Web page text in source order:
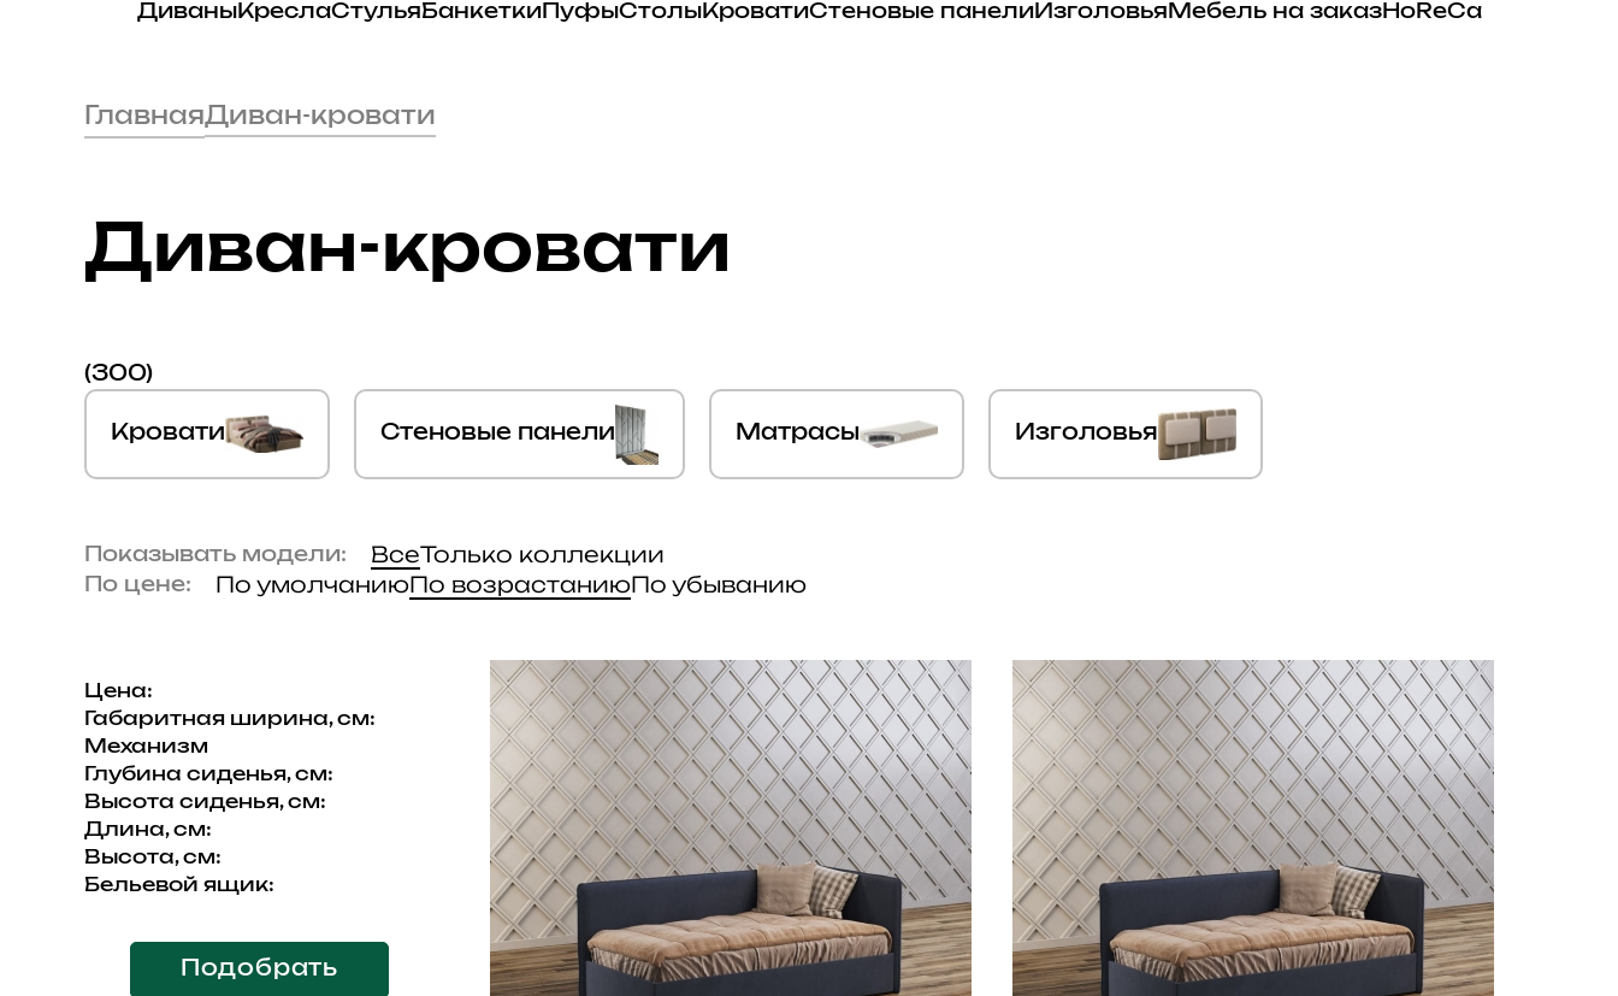
ДиваныКреслаСтульяБанкеткиПуфыСтолыКроватиСтеновые панелиИзголовья Мебель на заказHoReCa
ГлавнаяДиван-кровати
Диван-кровати
(300)
Кровати Стеновые панели Матрасы Изголовья
Цена:
Габаритная ширина, см:
Механизм
Глубина сиденья, см:
Высота сиденья, см:
Длина, см:
Высота, см:
Бельевой ящик:
Подобрать
Показывать модели: ВсеТолько коллекции
По цене: По умолчаниюПо возрастаниюПо убыванию